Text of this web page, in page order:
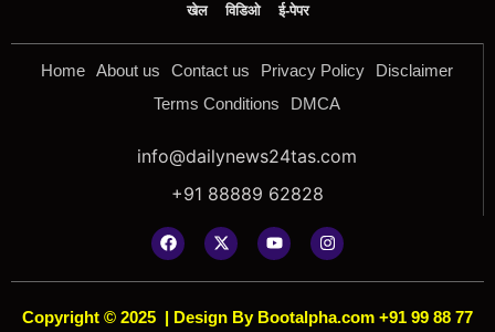
खेल
विडिओ ई-पेपर
Home About us Contact us Privacy Policy
Disclaimer
Terms Conditions
DMCA
info@dailynews24tas.com
+91 88889 62828
Copyright © 2025 | Design By Bootalpha.com +91 99 88 77